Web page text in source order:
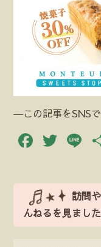
―この記事をSNS
訪問
んねるを見まし